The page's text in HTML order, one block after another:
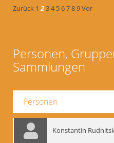
Zurück 1 234 56789Vor
Personen,
Sammlungen
Personen
Konstantin